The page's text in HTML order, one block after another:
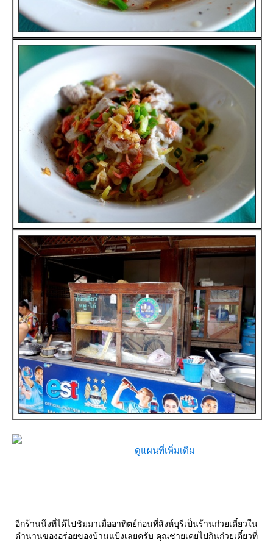
ดูแผนที่เพิ่มเติม
อีกร้านนึงที่ได้ไปชิมมาเมื่ออาทิตย์ก่อนที่สิงห์บุรีเป็นร้านก๋วยเตี๋ยวใน
ตำนานของอร่อยของบ้านแป้งเลยครับ คุณชายเคยไปกินก๋วยเตี๋ยวที่